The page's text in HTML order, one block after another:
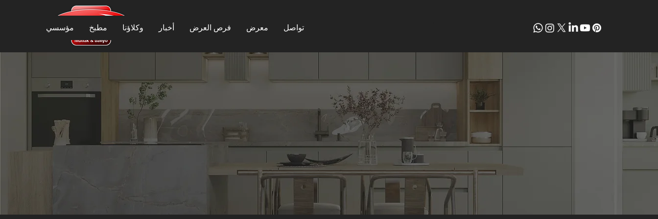
مؤسسي مطبخ وكلاؤنا أخبار فرص العرض معرض تواصل